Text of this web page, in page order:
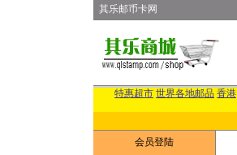
其乐邮币卡网
特惠超市 世界各地邮品 香港
会员登陆